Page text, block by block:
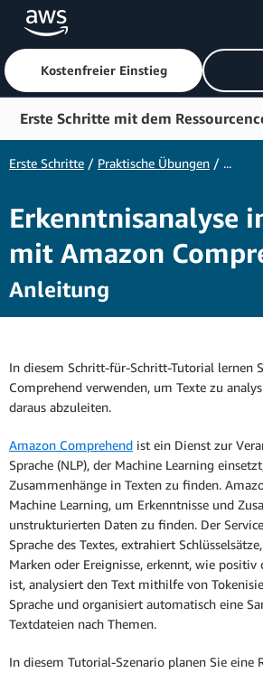
Überspringen zum Hauptinhalt
Kostenfreier Einstieg
Erste Schritte mit dem
Erste Schritte
In Kontakt treten
Entwicklertools
Weitere Ressourcen
Erste Schritte / Praktische Übungen / ...
Erkenntnisanalyse
mit Amazon
Anleitung
In diesem Schritt-für-Schritt-Tutorial lernen
Comprehend verwenden, um Texte zu
daraus abzuleiten.
Amazon Comprehend ist ein Dienst zur
Sprache (NLP), der Machine Learning
Zusammenhänge in Texten zu finden.
Machine Learning, um Erkenntnisse und
unstrukturierten Daten zu finden. Der
Sprache des Textes, extrahiert
Marken oder Ereignisse, erkennt, wie positiv
ist, analysiert den Text mithilfe von
Sprache und organisiert automatisch eine
Textdateien nach Themen.
In diesem Tutorial-Szenario planen Sie eine